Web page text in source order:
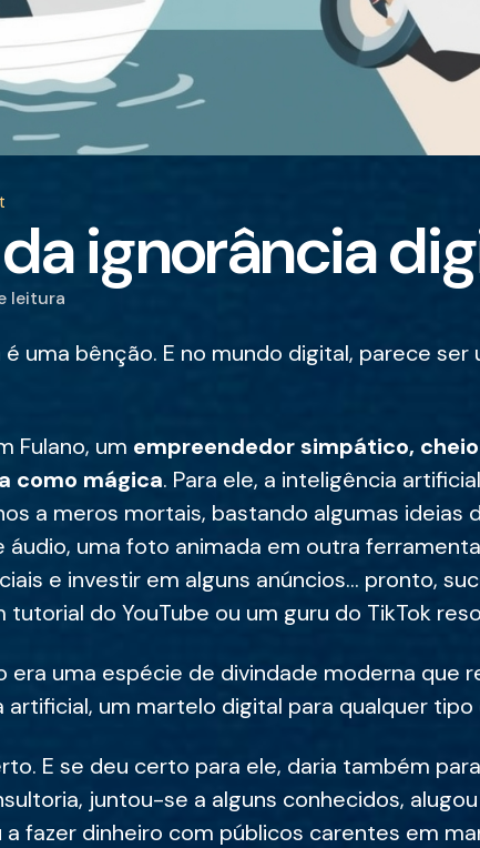
ignorância
leitura
uma bênção. E no mundo digital, parece ser
Fulano, um empreendedor simpático,
como mágica. Para ele, a inteligência
a meros mortais, bastando algumas ideias
áudio, uma foto animada em outra
e investir em alguns anúncios... pronto,
do YouTube ou um guru do TikTok
era uma espécie de divindade moderna que
artificial, um martelo digital para qualquer
E se deu certo para ele, daria também
juntou-se a alguns conhecidos,
fazer dinheiro com públicos carentes em